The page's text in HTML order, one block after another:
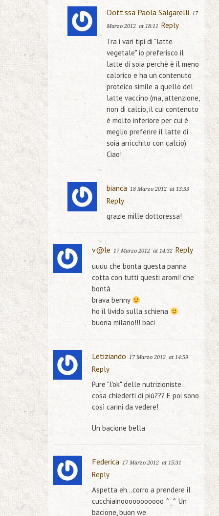
Dott.ssa Paola Salgarelli 17
Marzo 2012 at 18:11 Reply
Tra i vari tipi di "latte
vegetale" io preferisco il
latte di soia perchè è il meno
calorico e ha un contenuto
proteico simile a quello del
latte vaccino (ma, attenzione,
non di calcio, il cui contenuto
è molto inferiore per cui è
meglio preferire il latte di
soia arricchito con calcio).
Ciao!
bianca 18 Marzo 2012 at 13:33
Reply
grazie mille dottoressa!
v@le 17 Marzo 2012 at 14:32 Reply
uuuu che bonta questa panna
cotta con tutti questi aromi! che
bontà
brava benny
ho il livido sulla schiena
buona milano!!! baci
Letiziando 17 Marzo 2012 at 14:59
Reply
Pure "l'ok" delle nutrizioniste…
cosa chiederti di più??? E poi sono
così carini da vedere!
Un bacione bella
Federica 17 Marzo 2012 at 15:31
Reply
Aspetta eh…corro a prendere il
cucchiainooooooooooo ^_^ Un
bacione, buon we